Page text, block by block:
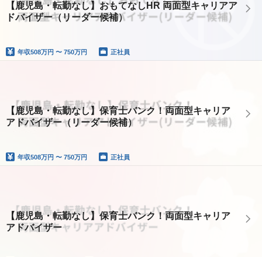
【鹿児島・転勤なし】おもてなしHR 両面型キャリアア
ドバイザー（リーダー候補）
年収508万円 〜 750万円 正社員
【鹿児島・転勤なし】保育士バンク！両面型キャリア
アドバイザー（リーダー候補）
年収508万円 〜 750万円 正社員
【鹿児島・転勤なし】保育士バンク！両面型キャリア
アドバイザー